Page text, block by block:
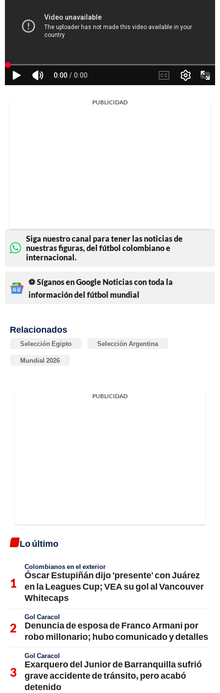
PUBLICIDAD
Siga nuestro canal para tener las noticias de
nuestras figuras, del fútbol colombiano e
internacional.
⚽ Síganos en Google Noticias con toda la
información del fútbol mundial
Relacionados
Selección Egipto Selección Argentina
Mundial 2026
PUBLICIDAD
Lo último
Colombianos en el exterior
Óscar Estupiñán dijo 'presente' con Juárez
en la Leagues Cup; VEA su gol al Vancouver
Whitecaps
Gol Caracol
Denuncia de esposa de Franco Armani por
robo millonario; hubo comunicado y detalles
Gol Caracol
Exarquero del Junior de Barranquilla sufrió
grave accidente de tránsito, pero acabó
detenido